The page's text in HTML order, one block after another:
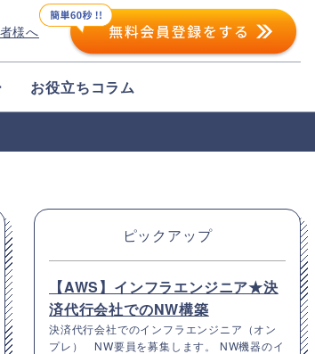
様へ
お役立ちコラム
ピックアップ
【AWS】インフラエンジニア★決
済代行会社でのNW構築
決済代行会社でのインフラエンジニア（オン
プレ） NW要員を募集します。 NW機器のイ